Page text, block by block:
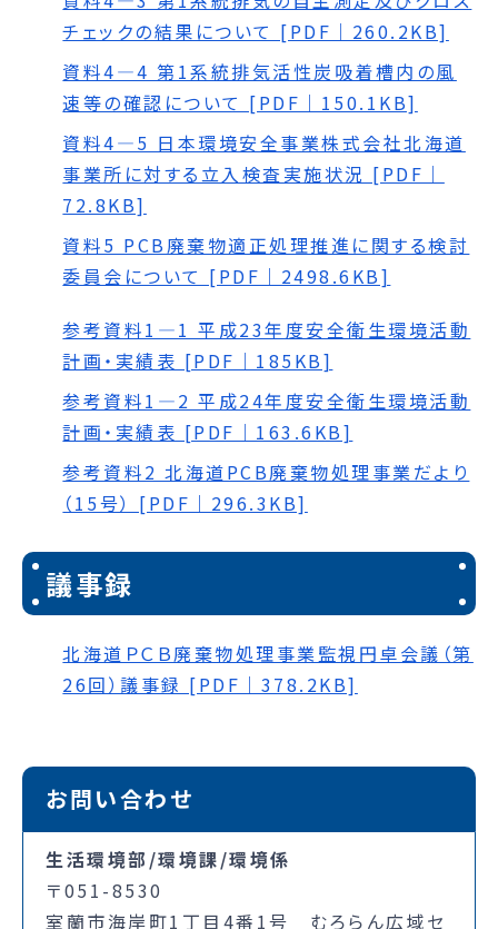
チェックの結果について [PDF｜260.2KB]
資料4―4 第1系統排気活性炭吸着槽内の風
速等の確認について [PDF｜150.1KB]
資料4―5 日本環境安全事業株式会社北海道
事業所に対する立入検査実施状況 [PDF｜
72.8KB]
資料5 PCB廃棄物適正処理推進に関する検討
委員会について [PDF｜2498.6KB]
参考資料1―1 平成23年度安全衛生環境活動
計画・実績表 [PDF｜185KB]
参考資料1―2 平成24年度安全衛生環境活動
計画・実績表 [PDF｜163.6KB]
参考資料2 北海道PCB廃棄物処理事業だより
（15号） [PDF｜296.3KB]
議事録
北海道ＰＣＢ廃棄物処理事業監視円卓会議（第
26回）議事録 [PDF｜378.2KB]
お問い合わせ
生活環境部/環境課/環境係
〒051-8530
室蘭市海岸町1丁目4番1号 むろらん広域セ